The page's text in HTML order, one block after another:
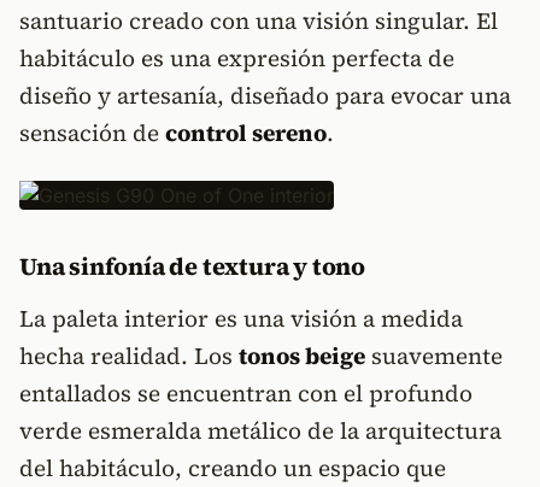
santuario creado con una visión singular. El
habitáculo es una expresión perfecta de
diseño y artesanía, diseñado para evocar una
sensación decontrol sereno.
Una sinfonía de textura y tono
La paleta interior es una visión a medida
hecha realidad. Los tonos beige suavemente
entallados se encuentran con el profundo
verde esmeralda metálico de la arquitectura
del habitáculo, creando un espacio que